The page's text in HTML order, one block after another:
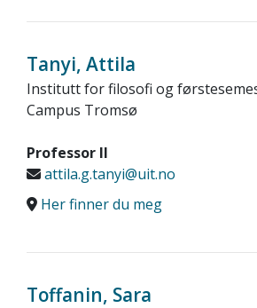
Tanyi, Attila
Institutt for filosofi og
Campus Tromsø
Professor II
attila.g.tanyi@uit.no
Her finner du meg
Toffanin, Sara